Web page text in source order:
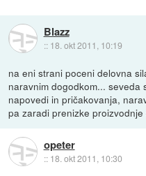
Blazz
:: 18. okt 2011, 10:19
na eni strani poceni delovna
naravnim dogodkom...
napovedi in pričakovanja,
pa zaradi prenizke
opeter
:: 18. okt 2011, 10:30